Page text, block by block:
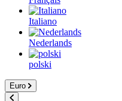
Italiano
Nederlands
polski
Euro